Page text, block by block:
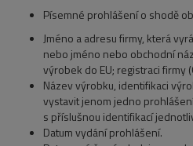
Písemné prohlášení o shodě
Jméno a adresu firmy, která
nebo jméno nebo obchodní
výrobek do EU; registraci firmy
Název výrobku, identifikaci
vystavit jenom jedno
s příslušnou identifikací
Datum vydání prohlášení.